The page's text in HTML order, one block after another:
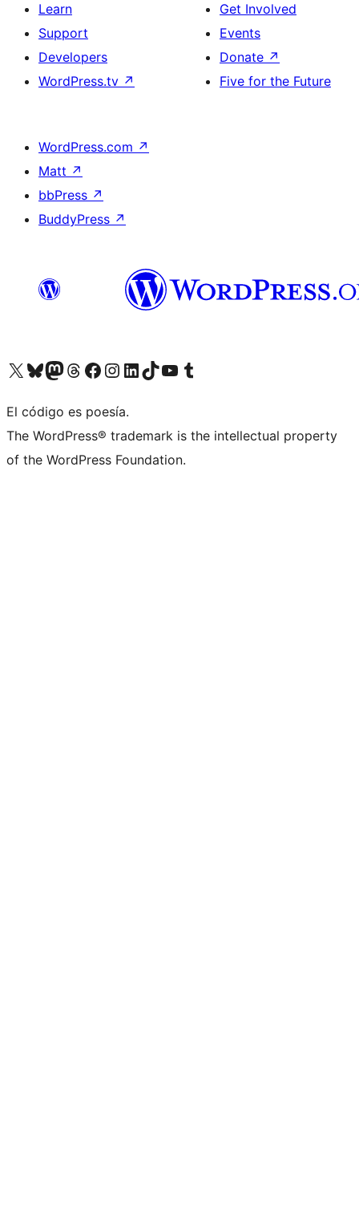
Learn
Support
Developers
WordPress.tv ↗
Get Involved
Events
Donate ↗
Five for the Future
WordPress.com ↗
Matt ↗
bbPress ↗
BuddyPress ↗
Visit our X (formerly Twitter) account
Visit our Bluesky account
Visit our Mastodon account
Visit our Threads account
Visit our Facebook page
Visit our Instagram account
Visit our LinkedIn account
Visit our TikTok account
Visit our YouTube channel
Visit our Tumblr account
El código es poesía.
The WordPress® trademark is the intellectual property
of the WordPress Foundation.